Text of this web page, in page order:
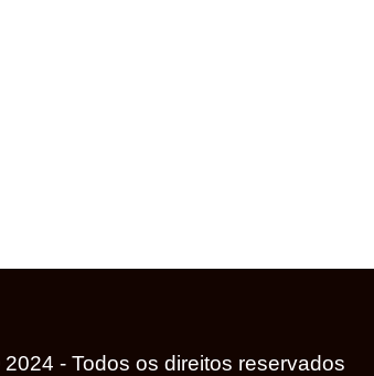
- Todos os direitos reservados